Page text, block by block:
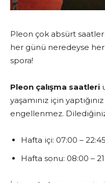
Pleon çok absürt saatler
her günü neredeyse her
spora!
Pleon çalışma saatleri
yaşamınız için
engellenmez.
Hafta içi: 07:00 – 22:45
Hafta sonu: 08:00 –